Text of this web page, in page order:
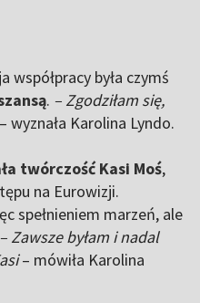
współpracy była czymś
. – Zgodziłam się,
– wyznała Karolina Lyndo.
twórczość Kasi Moś,
na Eurowizji.
spełnieniem marzeń, ale
– Zawsze byłam i nadal
– mówiła Karolina